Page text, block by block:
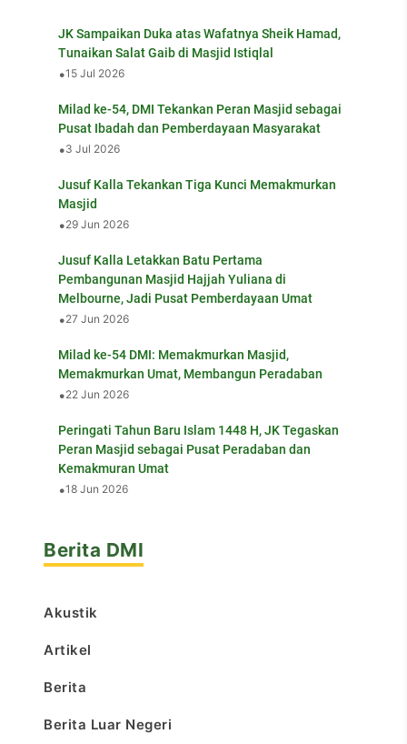
JK Sampaikan Duka atas Wafatnya Sheik Hamad,
Tunaikan Salat Gaib di Masjid Istiqlal
•15 Jul 2026
Milad ke-54, DMI Tekankan Peran Masjid sebagai
Pusat Ibadah dan Pemberdayaan Masyarakat
•3 Jul 2026
Jusuf Kalla Tekankan Tiga Kunci Memakmurkan
Masjid
•29 Jun 2026
Jusuf Kalla Letakkan Batu Pertama
Pembangunan Masjid Hajjah Yuliana di
Melbourne, Jadi Pusat Pemberdayaan Umat
•27 Jun 2026
Milad ke-54 DMI: Memakmurkan Masjid,
Memakmurkan Umat, Membangun Peradaban
•22 Jun 2026
Peringati Tahun Baru Islam 1448 H, JK Tegaskan
Peran Masjid sebagai Pusat Peradaban dan
Kemakmuran Umat
•18 Jun 2026
Berita DMI
Akustik
Artikel
Berita
Berita Luar Negeri